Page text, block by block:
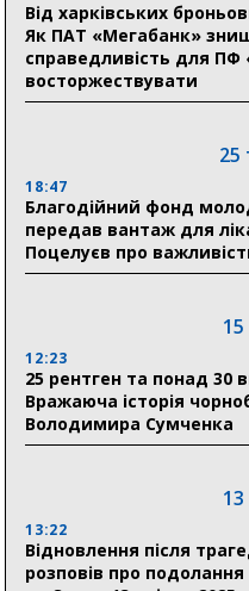
Пенсійний фонд
на пенсії, страхові
прифронтових громад
03
Романько розширює
прифронтової
в Австрії
відновлення житла
17:52
«Укрексімбанк»
Пенсійному фонді
Від харківських
Як ПАТ «Мегабанк»
справедливість для
восторжествувати
25
18:47
Благодійний фонд
передав вантаж для
Поцелуєв про
15
12:23
25 рентген та понад 30
Вражаюча історія
Володимира Сумченка
13
13:22
Відновлення після
розповів про